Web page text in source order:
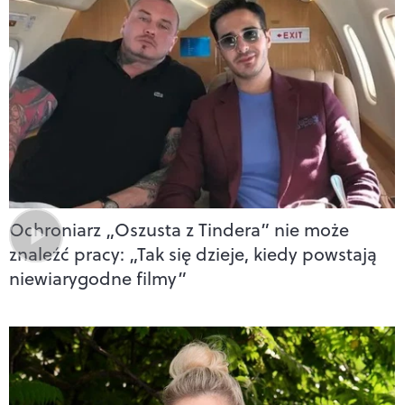
Ochroniarz „Oszusta z Tindera” nie może
znaleźć pracy: „Tak się dzieje, kiedy powstają
niewiarygodne filmy”